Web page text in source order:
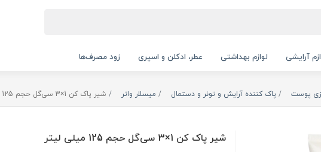
آرایشی لوازم بهداشتی عطر، ادکلن و اسپری زود مصرف‌ها
پوست پاک کننده آرایش و تونر و دستمال میسلار واتر شیر پاک کن 1×3 سی‌گل حجم 125 میلی لیتر
شیر پاک کن 1×3 سی‌گل حجم 125 میلی لیتر